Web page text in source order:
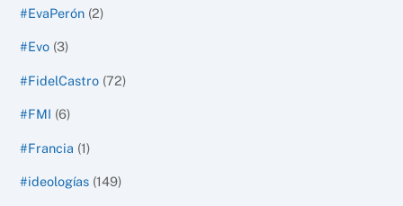
#EvaPerón (2)
#Evo (3)
#FidelCastro (72)
#FMI (6)
#Francia (1)
#ideologías (149)